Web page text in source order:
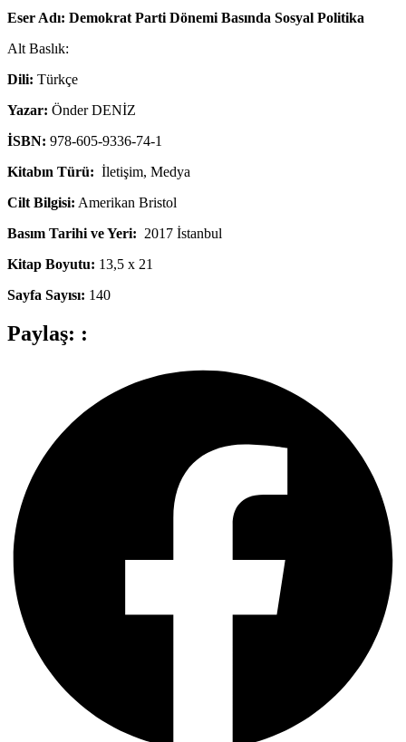
Eser Adı: Demokrat Parti Dönemi Basında Sosyal Politika
Alt Baslık:
Dili: Türkçe
Yazar: Önder DENİZ
İSBN: 978-605-9336-74-1
Kitabın Türü: İletişim, Medya
Cilt Bilgisi: Amerikan Bristol
Basım Tarihi ve Yeri: 2017 İstanbul
Kitap Boyutu: 13,5 x 21
Sayfa Sayısı: 140
Paylaş: :